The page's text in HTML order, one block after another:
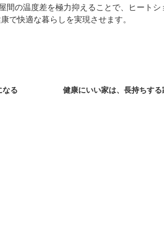
間の温度差を極力抑えることで、ヒートシ
で快適な暮らしを実現させます。
なる 健康にいい家は、長持ちする